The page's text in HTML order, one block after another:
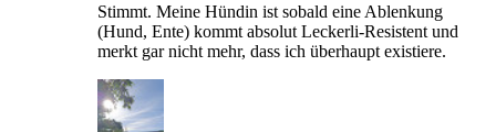
Stimmt. Meine Hündin ist sobald eine Ablenkung
(Hund, Ente) kommt absolut Leckerli-Resistent und
merkt gar nicht mehr, dass ich überhaupt existiere.